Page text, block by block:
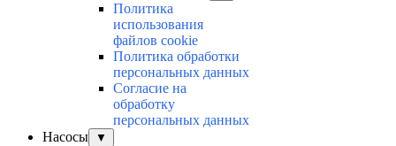
Политика
использования
файлов cookie
Политика обработки
персональных данных
Согласие на
обработку
персональных данных
Насосы
▼